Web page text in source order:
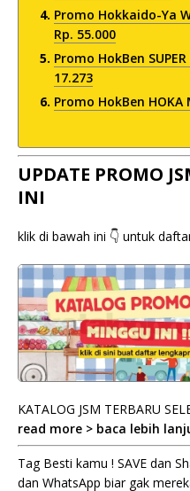
Promo Hokkaido-Ya
Rp. 55.000
Promo HokBen
17.273
Promo HokBen
UPDATE PROMO
INI
klik di bawah ini 👇 untuk
KATALOG JSM TERBARU
read more > baca lebih
Tag Besti kamu ! SAVE dan
dan WhatsApp biar gak